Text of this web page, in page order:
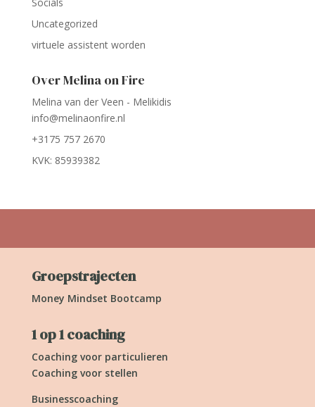
Socials
Uncategorized
virtuele assistent worden
Over Melina on Fire
Melina van der Veen - Melikidis
info@melinaonfire.nl
+3175 757 2670
KVK: 85939382
Groepstrajecten
Money Mindset Bootcamp
1 op 1 coaching
Coaching voor particulieren
Coaching voor stellen
Businesscoaching